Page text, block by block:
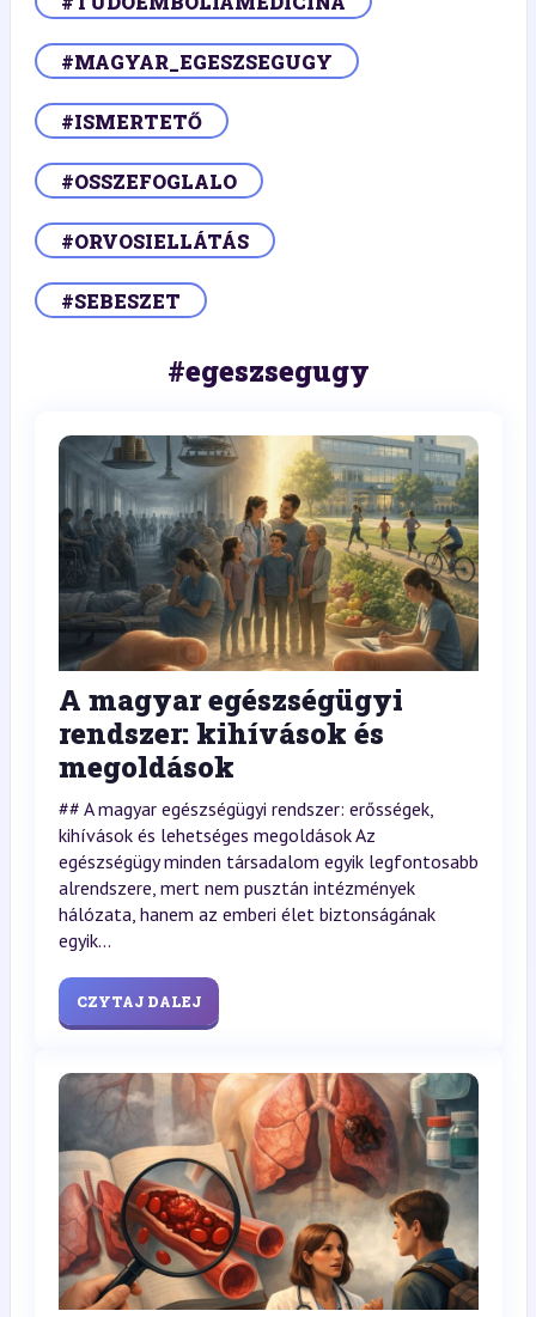
#MAGYAR_EGESZSEGUGY
#ISMERTETŐ
#OSSZEFOGLALO
#ORVOSIELLÁTÁS
#SEBESZET
#egeszsegugy
A magyar egészségügyi
rendszer: kihívások és
megoldások
## A magyar egészségügyi rendszer: erősségek,
kihívások és lehetséges megoldások Az
egészségügy minden társadalom egyik legfontosabb
alrendszere, mert nem pusztán intézmények
hálózata, hanem az emberi élet biztonságának
egyik...
CZYTAJ DALEJ